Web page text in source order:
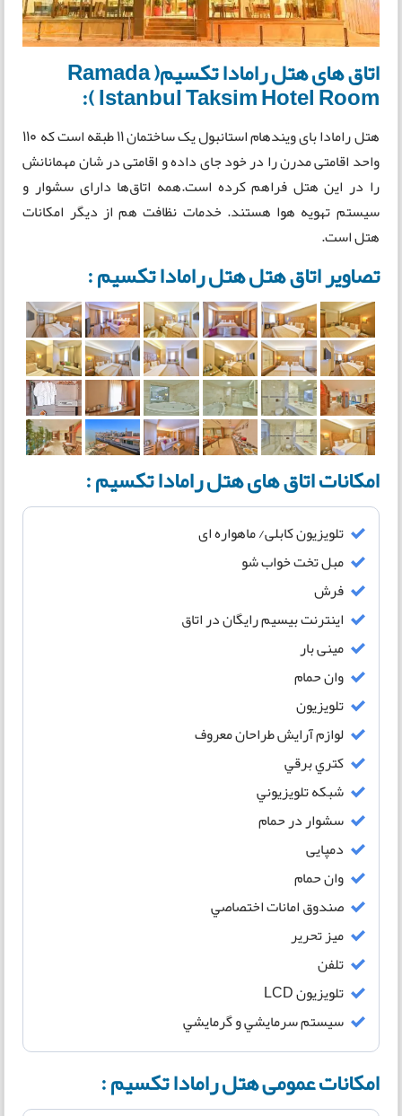
اتاق های هتل رامادا تکسیم( Ramada
Istanbul Taksim Hotel Room ):
هتل رامادا بای ویندهام استانبول یک ساختمان 11 طبقه است که 110
واحد اقامتی مدرن را در خود جای داده و اقامتی در شان مهمانانش
را در این هتل فراهم کرده است.همه اتاق‌ها دارای سشوار و
سیستم تهویه هوا هستند. خدمات نظافت هم از دیگر امکانات
هتل است.
تصاویر اتاق هتل هتل رامادا تکسیم :
امکانات اتاق های هتل رامادا تکسیم :
تلویزیون کابلی/ ماهواره ای
مبل تخت خواب شو
فرش
اینترنت بیسیم رایگان در اتاق
مینی بار
وان حمام
تلويزيون
لوازم آرایش طراحان معروف
کتري برقي
شبكه تلويزيوني
سشوار در حمام
دمپایی
وان حمام
صندوق امانات اختصاصي
میز تحریر
تلفن
تلويزيون LCD
سيستم سرمايشي و گرمايشي
امکانات عمومی هتل رامادا تکسیم :